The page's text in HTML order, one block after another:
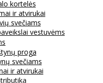
kortelės
ir atvirukai
svečiams
vestuvėms
proga
svečiams
ir atvirukai